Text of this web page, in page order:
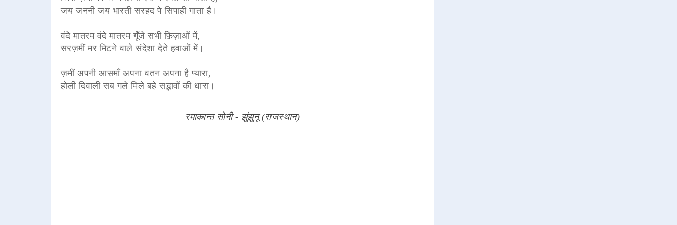
जय जननी जय भारती सरहद पे सिपाही गाता है।
वंदे मातरम वंदे मातरम गूँजे सभी फ़िज़ाओं में,
सरज़मीं मर मिटने वाले संदेशा देते हवाओं में।
ज़मीं अपनी आसमाँ अपना वतन अपना है प्यारा,
होली दिवाली सब गले मिले बहे सद्भावों की धारा।
रमाकान्त सोनी - झुंझुनू (राजस्थान)